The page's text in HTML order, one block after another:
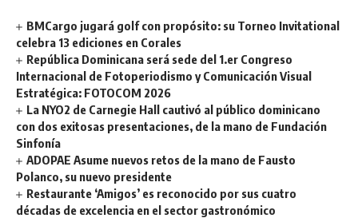
BMCargo jugará golf con propósito: su Torneo Invitational
celebra 13 ediciones en Corales
República Dominicana será sede del 1.er Congreso
Internacional de Fotoperiodismo y Comunicación Visual
Estratégica: FOTOCOM 2026
La NYO2 de Carnegie Hall cautivó al público dominicano
con dos exitosas presentaciones, de la mano de Fundación
Sinfonía
ADOPAE Asume nuevos retos de la mano de Fausto
Polanco, su nuevo presidente
Restaurante ‘Amigos’ es reconocido por sus cuatro
décadas de excelencia en el sector gastronómico